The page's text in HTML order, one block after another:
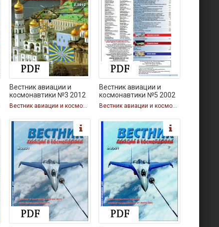
Вестник авиации и
космонавтики №3 2012
Вестник авиации и космонавтики
Вестник авиации и
космонавтики №5 2002
Вестник авиации и космонавтики